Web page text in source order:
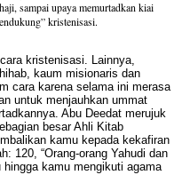
sampai upaya memurtadkan kiai
kristenisasi.
kristenisasi. Lainnya,
kaum misionaris dan
cara karena selama ini merasa
untuk menjauhkan ummat
Abu Deedat merujuk
besar Ahli Kitab
kamu kepada kekafiran
120, “Orang-orang Yahudi dan
kamu mengikuti agama